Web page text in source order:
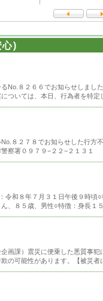
心)
No.８２６６でお知らせしまし
ついては、本日、行為者を特定
８２７８でお知らせした行方
察署０９７９−２２−２１３１
令和８年７月３１日午後９時頃
、８５歳、男性○特徴：身長１
画課）震災に便乗した悪質事犯
の可能性があります。【被災者